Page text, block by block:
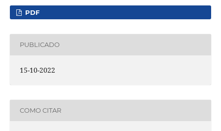
PDF
PUBLICADO
15-10-2022
COMO CITAR